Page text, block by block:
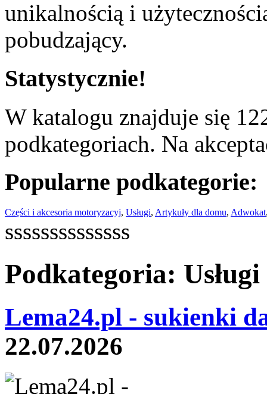
unikalnością i
pobudzający.
Statystycznie!
W katalogu znajduje się
podkategoriach. Na
Popularne podkategorie:
Części i akcesoria motoryzacyj, Usługi, Artykuły dla domu, Adwokat
ssssssssssssss
Podkategoria:
Lema24.pl - sukienki
22.07.2026